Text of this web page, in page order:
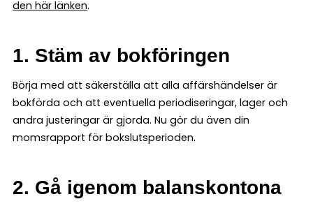
den här länken.
1. Stäm av bokföringen
Börja med att säkerställa att alla affärshändelser är
bokförda och att eventuella periodiseringar, lager och
andra justeringar är gjorda. Nu gör du även din
momsrapport för bokslutsperioden.
2. Gå igenom balanskontona